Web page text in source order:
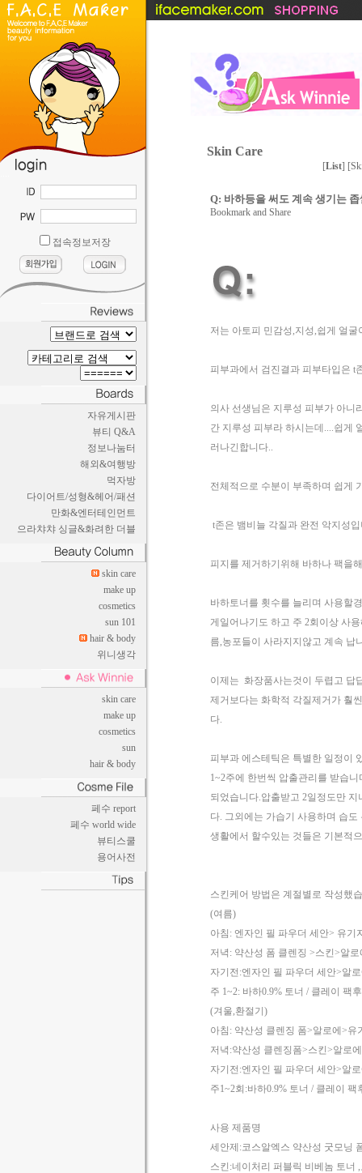
접속정보저장
자유게시판
뷰티 Q&A
정보나눔터
해외&여행방
먹자방
다이어트/성형&헤어/패션
만화&엔터테인먼트
으라챠챠 싱글&화려한 더블
skin care
make up
cosmetics
sun 101
hair & body
위니생각
skin care
make up
cosmetics
sun
hair & body
페수 report
페수 world wide
뷰티스쿨
용어사전
Skin Care
[List] [
Q: 바하등을 써도 계속 생기는
저는 아토피 민감성,지성,쉽게 얼
피부과에서 검진결과 피부타입은 t
의사 선생님은 지루성 피부가 아니
간 지루성 피부라 하시는데....쉽게
러나긴합니다..
전체적으로 수분이 부족하며 쉽게
t존은 뱀비늘 각질과 완전 악지성
피지를 제거하기위해 바하나 팩을
바하토너를 횟수를 늘리며 사용할
게일어나기도 하고 주 2회이상 사
름,농포들이 사라지지않고 계속 납
이제는 화장품사는것이 두렵고 답
제거보다는 화학적 각질제거가 훨
다.
피부과 에스테틱은 특별한 일정이
1~2주에 한번씩 압출관리를 받습
되었습니다.압출받고 2일정도만
다. 그외에는 가습기 사용하며 습
생활에서 할수있는 것들은 기본적
스킨케어 방법은 계절별로 작성했
(여름)
아침: 엔자인 필 파우더 세안> 유기
저녁: 약산성 폼 클렌징 >스킨>알로
자기전:엔자인 필 파우더 세안>알
주 1~2: 바하0.9% 토너 / 클레이 팩
(겨울,환절기)
아침: 약산성 클렌징 폼>알로에>유
저녁:약산성 클렌징폼>스킨>알로
자기전:엔자인 필 파우더 세안>알
주1~2회:바하0.9% 토너 / 클레이
사용 제품명
세안제:코스알엑스 약산성 굿모닝
스킨:네이처리 퍼블릭 비베놈 토너